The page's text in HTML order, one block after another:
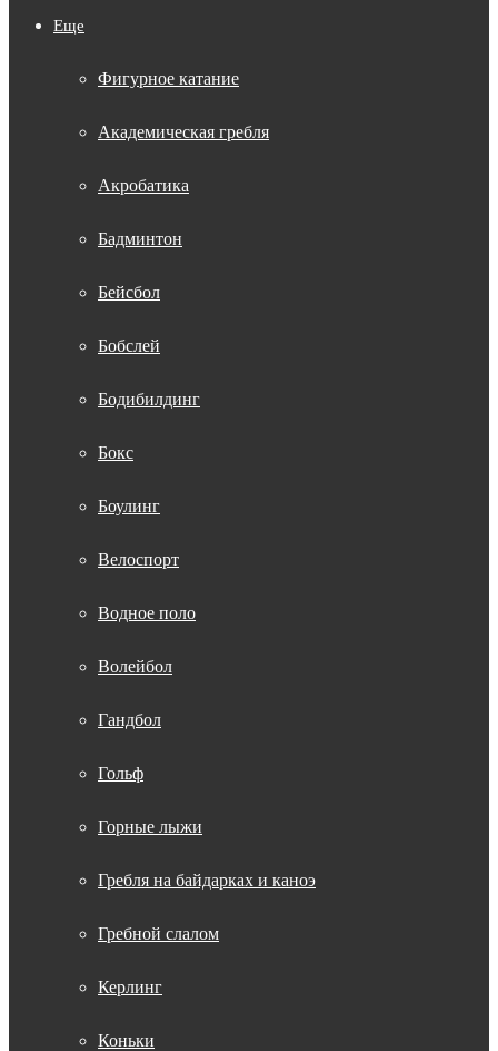
Еще
Фигурное катание
Академическая гребля
Акробатика
Бадминтон
Бейсбол
Бобслей
Бодибилдинг
Бокс
Боулинг
Велоспорт
Водное поло
Волейбол
Гандбол
Гольф
Горные лыжи
Гребля на байдарках и каноэ
Гребной слалом
Керлинг
Коньки